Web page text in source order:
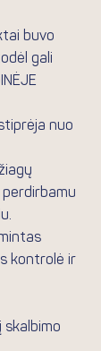
buvo
gali
nuo
kontrolė ir
skalbimo